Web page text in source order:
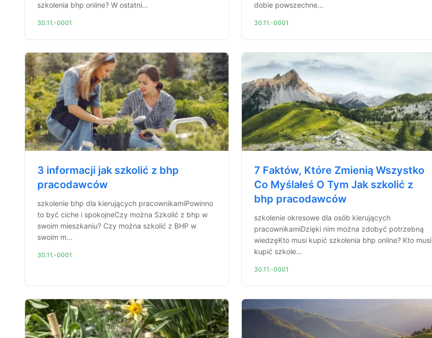
szkolenia bhp online? W ostatni...
30.11.-0001
dobie powszechne...
30.11.-0001
3 informacji jak szkolić z bhp
pracodawców
szkolenie bhp dla kierujących pracownikamiPowinno
to być ciche i spokojneCzy można Szkolić z bhp w
swoim mieszkaniu? Czy można szkolić z BHP w
swoim m...
30.11.-0001
7 Faktów, Które Zmienią Wszystko
Co Myślałeś O Tym Jak szkolić z
bhp pracodawców
szkolenie okresowe dla osób kierujących
pracownikamiDzięki nim można zdobyć potrzebną
wiedzęKto musi kupić szkolenia bhp online? Kto musi
kupić szkole...
30.11.-0001